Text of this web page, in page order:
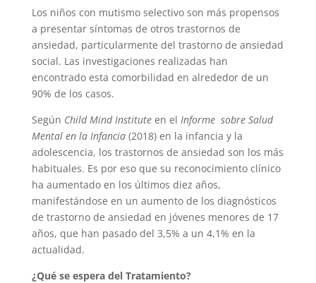
Los niños con mutismo selectivo son más propensos
a presentar síntomas de otros trastornos de
ansiedad, particularmente del trastorno de ansiedad
social. Las investigaciones realizadas han
encontrado esta comorbilidad en alrededor de un
90% de los casos.
Según Child Mind Institute en el Informe sobre Salud
Mental en la Infancia(2018) en la infancia y la
adolescencia, los trastornos de ansiedad son los más
habituales. Es por eso que su reconocimiento clínico
ha aumentado en los últimos diez años,
manifestándose en un aumento de los diagnósticos
de trastorno de ansiedad en jóvenes menores de 17
años, que han pasado del 3,5% a un 4,1% en la
actualidad.
¿Qué se espera del Tratamiento?